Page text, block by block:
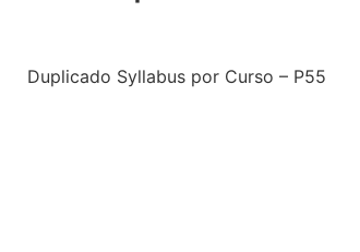
Duplicado Syllabus por Curso – P55